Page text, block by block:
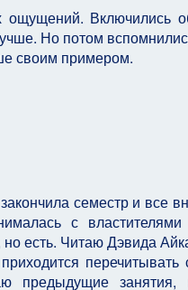
ощущений. Включились
Но потом
своим примером.
семестр и все
с
есть. Читаю Дэвида
перечитывать
предыдущие занятия,